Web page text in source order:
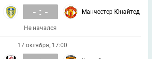
- : - Манчестер Юнайтед
Не начался
17 октября, 17:00